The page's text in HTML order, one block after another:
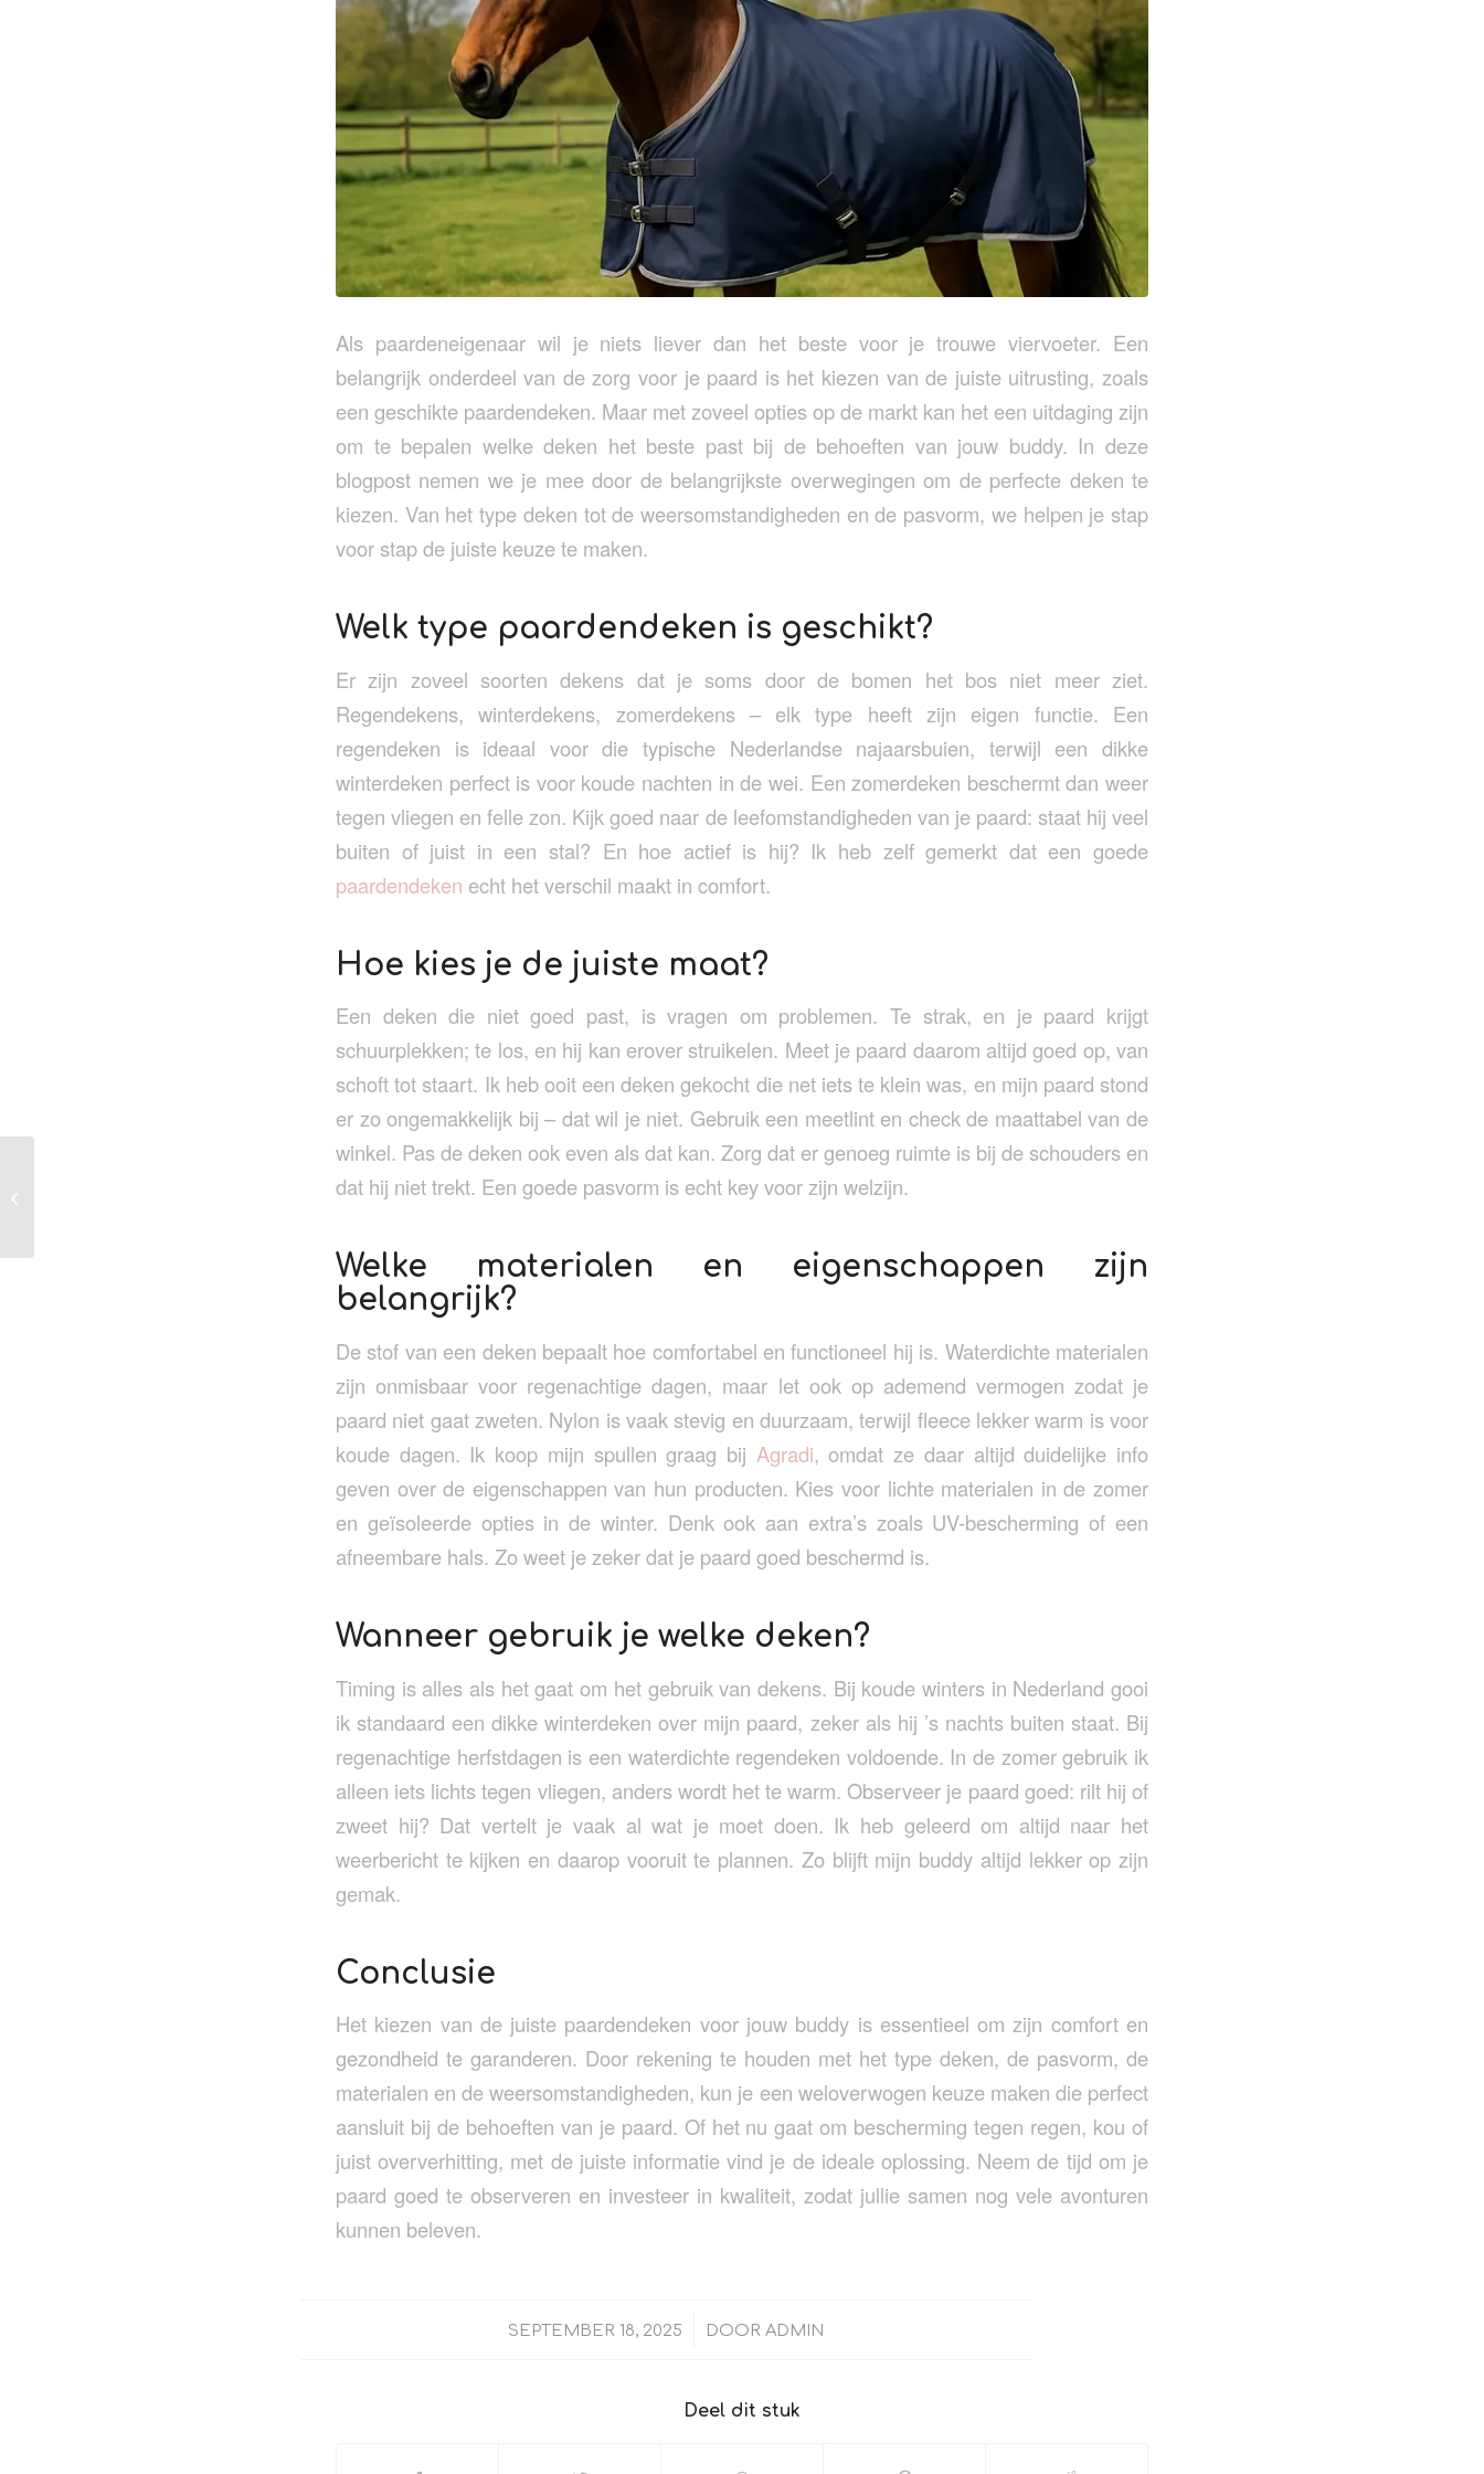
Als paardeneigenaar wil je niets liever dan het beste voor je trouwe viervoeter. Een
belangrijk onderdeel van de zorg voor je paard is het kiezen van de juiste uitrusting, zoals
een geschikte paardendeken. Maar met zoveel opties op de markt kan het een uitdaging zijn
om te bepalen welke deken het beste past bij de behoeften van jouw buddy. In deze
blogpost nemen we je mee door de belangrijkste overwegingen om de perfecte deken te
kiezen. Van het type deken tot de weersomstandigheden en de pasvorm, we helpen je stap
voor stap de juiste keuze te maken.
Welk type paardendeken is geschikt?
Er zijn zoveel soorten dekens dat je soms door de bomen het bos niet meer ziet.
Regendekens, winterdekens, zomerdekens – elk type heeft zijn eigen functie. Een
regendeken is ideaal voor die typische Nederlandse najaarsbuien, terwijl een dikke
winterdeken perfect is voor koude nachten in de wei. Een zomerdeken beschermt dan weer
tegen vliegen en felle zon. Kijk goed naar de leefomstandigheden van je paard: staat hij veel
buiten of juist in een stal? En hoe actief is hij? Ik heb zelf gemerkt dat een goede
paardendeken echt het verschil maakt in comfort.
Hoe kies je de juiste maat?
Een deken die niet goed past, is vragen om problemen. Te strak, en je paard krijgt
schuurplekken; te los, en hij kan erover struikelen. Meet je paard daarom altijd goed op, van
schoft tot staart. Ik heb ooit een deken gekocht die net iets te klein was, en mijn paard stond
er zo ongemakkelijk bij – dat wil je niet. Gebruik een meetlint en check de maattabel van de
winkel. Pas de deken ook even als dat kan. Zorg dat er genoeg ruimte is bij de schouders en
dat hij niet trekt. Een goede pasvorm is echt key voor zijn welzijn.
Welke materialen en eigenschappen zijn
belangrijk?
De stof van een deken bepaalt hoe comfortabel en functioneel hij is. Waterdichte materialen
zijn onmisbaar voor regenachtige dagen, maar let ook op ademend vermogen zodat je
paard niet gaat zweten. Nylon is vaak stevig en duurzaam, terwijl fleece lekker warm is voor
koude dagen. Ik koop mijn spullen graag bij Agradi, omdat ze daar altijd duidelijke info
geven over de eigenschappen van hun producten. Kies voor lichte materialen in de zomer
en geïsoleerde opties in de winter. Denk ook aan extra’s zoals UV-bescherming of een
afneembare hals. Zo weet je zeker dat je paard goed beschermd is.
Wanneer gebruik je welke deken?
Timing is alles als het gaat om het gebruik van dekens. Bij koude winters in Nederland gooi
ik standaard een dikke winterdeken over mijn paard, zeker als hij ’s nachts buiten staat. Bij
regenachtige herfstdagen is een waterdichte regendeken voldoende. In de zomer gebruik ik
alleen iets lichts tegen vliegen, anders wordt het te warm. Observeer je paard goed: rilt hij of
zweet hij? Dat vertelt je vaak al wat je moet doen. Ik heb geleerd om altijd naar het
weerbericht te kijken en daarop vooruit te plannen. Zo blijft mijn buddy altijd lekker op zijn
gemak.
Conclusie
Het kiezen van de juiste paardendeken voor jouw buddy is essentieel om zijn comfort en
gezondheid te garanderen. Door rekening te houden met het type deken, de pasvorm, de
materialen en de weersomstandigheden, kun je een weloverwogen keuze maken die perfect
aansluit bij de behoeften van je paard. Of het nu gaat om bescherming tegen regen, kou of
juist oververhitting, met de juiste informatie vind je de ideale oplossing. Neem de tijd om je
paard goed te observeren en investeer in kwaliteit, zodat jullie samen nog vele avonturen
kunnen beleven.
SEPTEMBER 18, 2025
/ DOORADMIN
Deel dit stuk